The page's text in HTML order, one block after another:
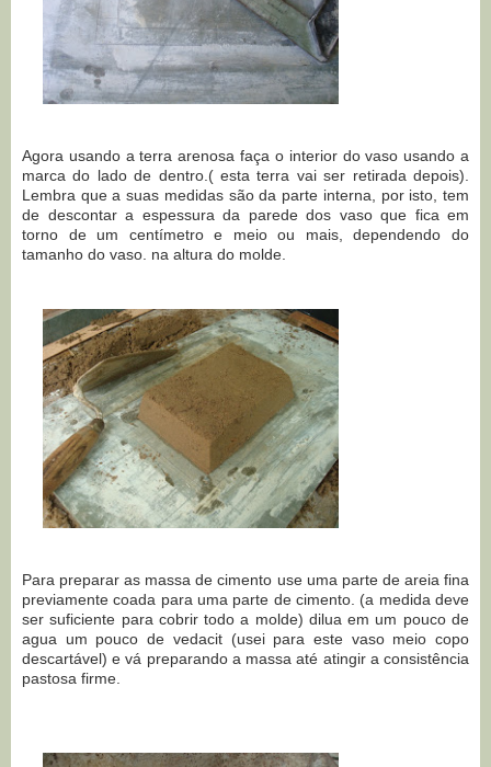
Agora usando a terra arenosa faça o interior do vaso usando a
marca do lado de dentro.( esta terra vai ser retirada depois).
Lembra que a suas medidas são da parte interna, por isto, tem
de descontar a espessura da parede dos vaso que fica em
torno de um centímetro e meio ou mais, dependendo do
tamanho do vaso. na altura do molde.
Para preparar as massa de cimento use uma parte de areia fina
previamente coada para uma parte de cimento. (a medida deve
ser suficiente para cobrir todo a molde) dilua em um pouco de
agua um pouco de vedacit (usei para este vaso meio copo
descartável) e vá preparando a massa até atingir a consistência
pastosa firme.